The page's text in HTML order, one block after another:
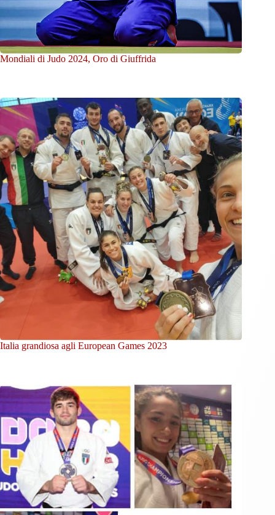
Mondiali di Judo 2024, Oro di Giuffrida
Italia grandiosa agli European Games 2023